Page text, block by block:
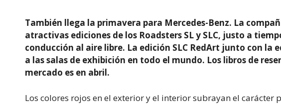
También llega la primavera para Mercedes-Benz. La
atractivas ediciones de los Roadsters SL y SLC, justo a
conducción al aire libre. La edición SLC RedArt junto con la
a las salas de exhibición en todo el mundo. Los libros de
mercado es en abril.
Los colores rojos en el exterior y el interior subrayan el